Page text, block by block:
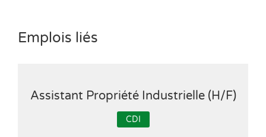
Emplois liés
Assistant Propriété Industrielle (H/F)
CDI